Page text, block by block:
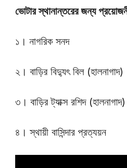
ভোটার স্থানান্তরের জন্য
১। নাগরিক সনদ
২। বাড়ির বিদ্যুৎ বিল (হালনাগাদ)
৩। বাড়ির ট্যাক্স রশিদ (হালনাগাদ)
৪। স্থায়ী বাসিন্দার প্রত্যয়ন